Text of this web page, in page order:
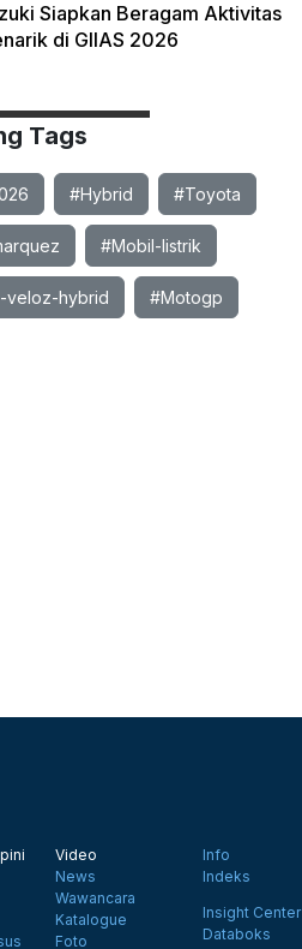
Siapkan Beragam Aktivitas
di GIIAS 2026
Tags
#Hybrid #Toyota
#Mobil-listrik
veloz-hybrid #Motogp
Video
News
Wawancara
Katalogue
Foto
Info
Indeks
Insight Center
Databoks